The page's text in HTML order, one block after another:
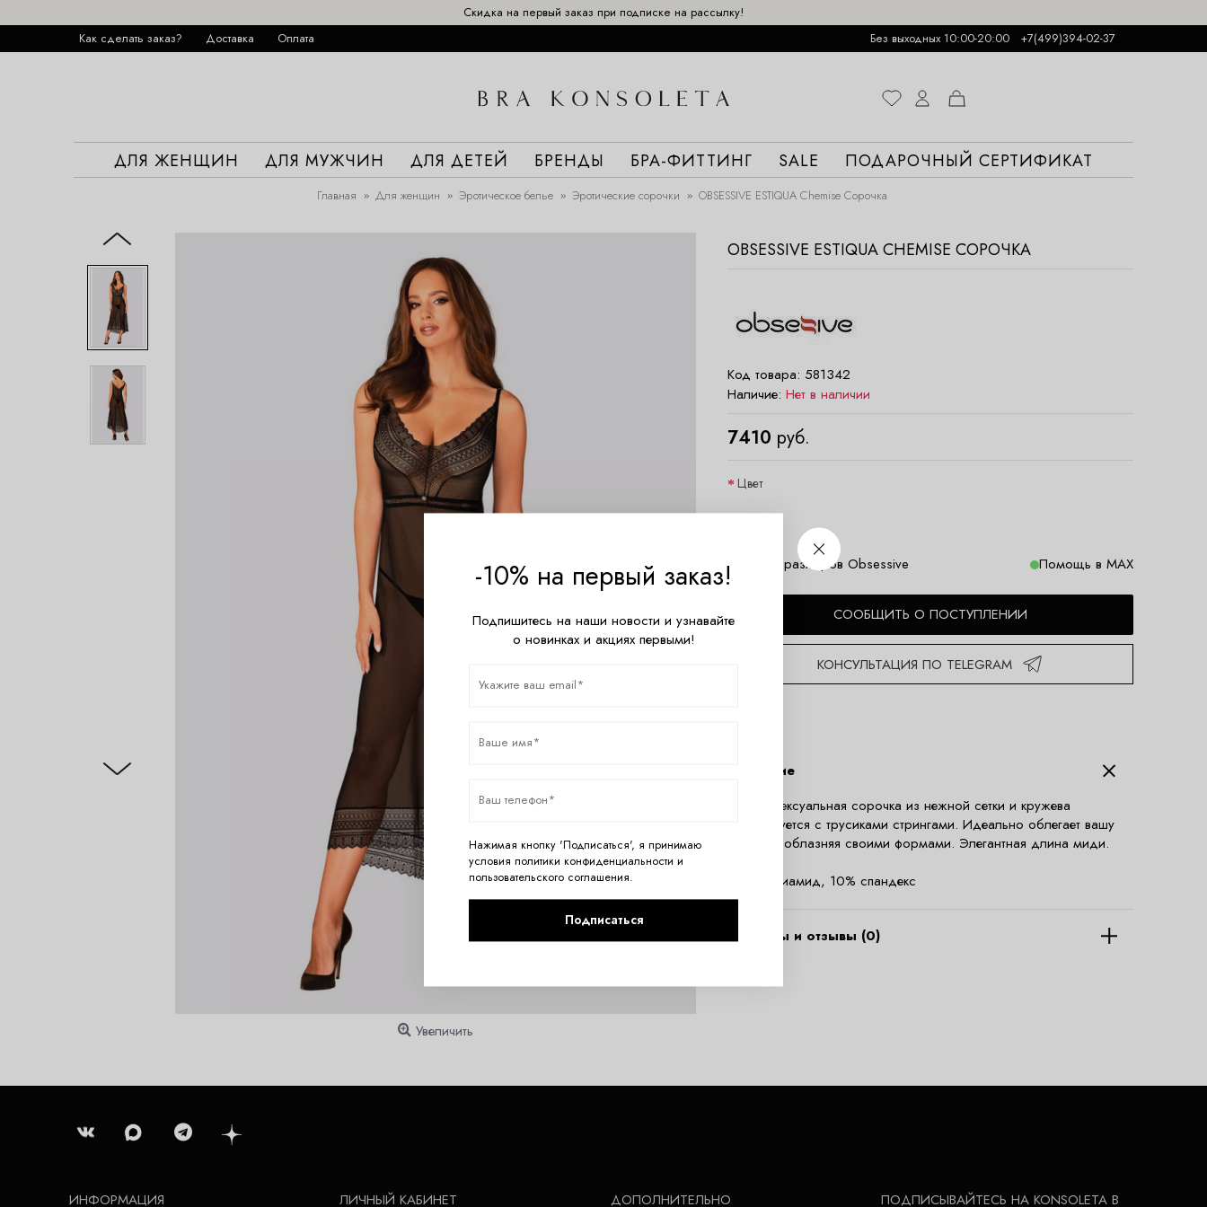
Скидка на первый заказ при подписке на рассылку!
Как сделать заказ?
Доставка Оплата Без выходных 10:00-20:00 +7(499)394-02-37
ДЛЯ ЖЕНЩИН ДЛЯ МУЖЧИН ДЛЯ ДЕТЕЙ БРЕНДЫ БРА-ФИТТИНГ SALE ПОДАРОЧНЫЙ СЕРТИФИКАТ
Главная Для женщин Эротическое белье Эротические сорочки OBSESSIVE ESTIQUA Chemise Сорочка
Увеличить
OBSESSIVE ESTIQUA CHEMISE СОРОЧКА
Код товара: 581342
Наличие: Нет в наличии
7410 руб.
Цвет
Размер
Таблица размеров Obsessive Помощь в MAX
СООБЩИТЬ О ПОСТУПЛЕНИИ
КОНСУЛЬТАЦИЯ ПО TELEGRAM
Описание
Тонкая сексуальная сорочка из нежной сетки и кружева
комплектуется с трусиками стрингами. Идеально облегает вашу
фигуру, соблазняя своими формами. Элегантная длина миди.
90% полиамид, 10% спандекс
Вопросы и отзывы (0)
ИНФОРМАЦИЯ ЛИЧНЫЙ КАБИНЕТ ДОПОЛНИТЕЛЬНО ПОДПИСЫВАЙТЕСЬ НА KONSOLETA В
-10% на первый заказ!
Подпишитесь на наши новости и узнавайте
о новинках и акциях первыми!
Нажимая кнопку 'Подписаться', я принимаю
условия политики конфиденциальности и
пользовательского соглашения.
Подписаться